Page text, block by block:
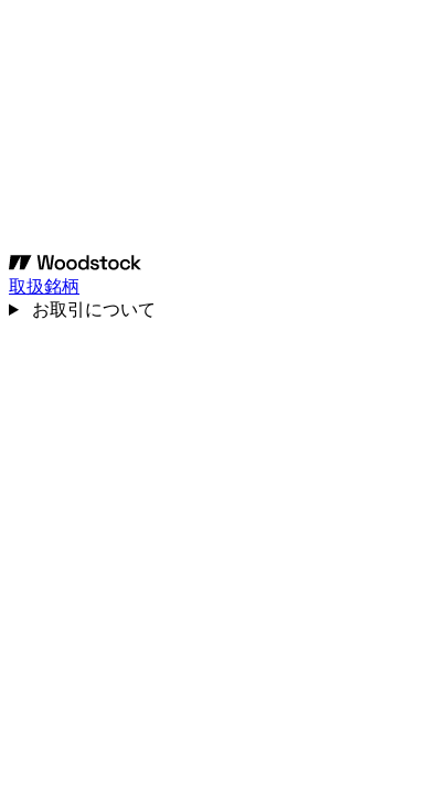
取扱銘柄
お取引について